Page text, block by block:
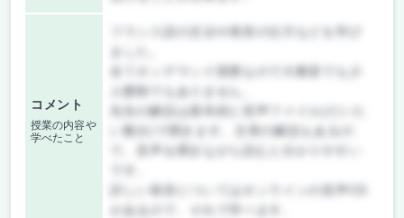
コメント
授業の内容や
学べたこと
人数制でもありません。
先生の解説は基本的に音声ファイル(だいた
い数分)で聞きます。文章の解説もあるの
があるので、それで学べます。